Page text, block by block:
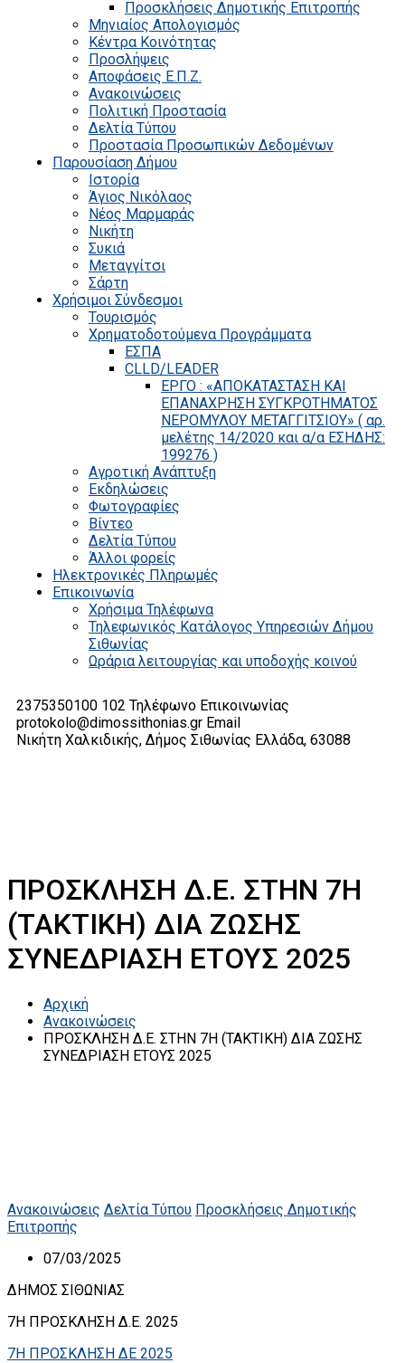
Προσκλήσεις Δημοτικής Επιτροπής
Μηνιαίος Απολογισμός
Κέντρα Κοινότητας
Προσλήψεις
Αποφάσεις Ε.Π.Ζ.
Ανακοινώσεις
Πολιτική Προστασία
Δελτία Τύπου
Προστασία Προσωπικών Δεδομένων
Παρουσίαση Δήμου
Ιστορία
Άγιος Νικόλαος
Νέος Μαρμαράς
Νικήτη
Συκιά
Μεταγγίτσι
Σάρτη
Χρήσιμοι Σύνδεσμοι
Τουρισμός
Χρηματοδοτούμενα Προγράμματα
ΕΣΠΑ
CLLD/LEADER
ΕΡΓΟ : «ΑΠΟΚΑΤΑΣΤΑΣΗ ΚΑΙ
ΕΠΑΝΑΧΡΗΣΗ ΣΥΓΚΡΟΤΗΜΑΤΟΣ
ΝΕΡΟΜΥΛΟΥ ΜΕΤΑΓΓΙΤΣΙΟΥ» ( αρ.
μελέτης 14/2020 και α/α ΕΣΗΔΗΣ:
199276 )
Αγροτική Ανάπτυξη
Εκδηλώσεις
Φωτογραφίες
Βίντεο
Δελτία Τύπου
Άλλοι φορείς
Ηλεκτρονικές Πληρωμές
Επικοινωνία
Χρήσιμα Τηλέφωνα
Τηλεφωνικός Κατάλογος Υπηρεσιών Δήμου
Σιθωνίας
Ωράρια λειτουργίας και υποδοχής κοινού
2375350100 102 Τηλέφωνο Επικοινωνίας
protokolo@dimossithonias.gr Email
Νικήτη Χαλκιδικής, Δήμος Σιθωνίας Ελλάδα, 63088
ΠΡΟΣΚΛΗΣΗ Δ.Ε. ΣΤΗΝ 7Η
(ΤΑΚΤΙΚΗ) ΔΙΑ ΖΩΣΗΣ
ΣΥΝΕΔΡΙΑΣΗ ΕΤΟΥΣ 2025
Αρχική
Ανακοινώσεις
ΠΡΟΣΚΛΗΣΗ Δ.Ε. ΣΤΗΝ 7Η (ΤΑΚΤΙΚΗ) ΔΙΑ ΖΩΣΗΣ
ΣΥΝΕΔΡΙΑΣΗ ΕΤΟΥΣ 2025
Ανακοινώσεις Δελτία Τύπου Προσκλήσεις Δημοτικής
Επιτροπής
07/03/2025
ΔΗΜΟΣ ΣΙΘΩΝΙΑΣ
7Η ΠΡΟΣΚΛΗΣΗ Δ.Ε. 2025
7Η ΠΡΟΣΚΛΗΣΗ ΔΕ 2025